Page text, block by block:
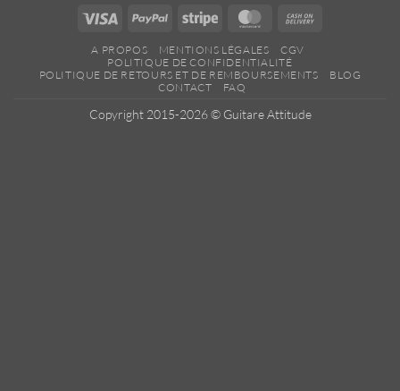
Visa PayPal Stripe MasterCard
A PROPOS MENTIONS LÉGALES
CGV
POLITIQUE DE CONFIDENTIALITÉ
POLITIQUE DE RETOURS ET DE REMBOURSEMENTS
BLOG
CONTACT
FAQ
Copyright 2015-2026 © Guitare Attitude